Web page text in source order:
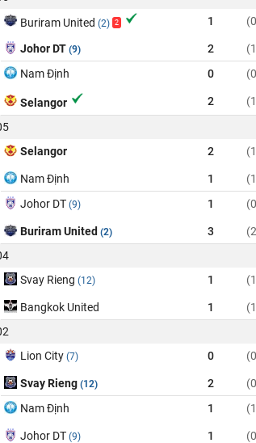
Buriram United (2) 2 1
Johor DT (9) 2
Nam Định 0
Selangor 2
Selangor 2
Nam Định 1
Johor DT (9) 1
Buriram United (2) 3
Svay Rieng (12) 1
Bangkok United 1
Lion City (7) 0
Svay Rieng (12) 2
Nam Định 1
Johor DT (9) 1